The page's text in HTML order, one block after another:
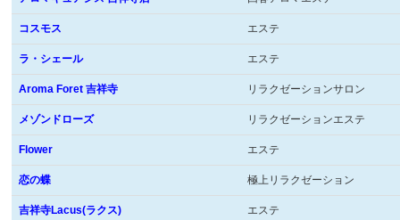
コスモス エステ
ラ・シェール エステ
Aroma Foret 吉祥寺 リラクゼーションサロン
メゾンドローズ リラクゼーションエステ
Flower エステ
恋の蝶 極上リラクゼーション
吉祥寺Lacus(ラクス) エステ